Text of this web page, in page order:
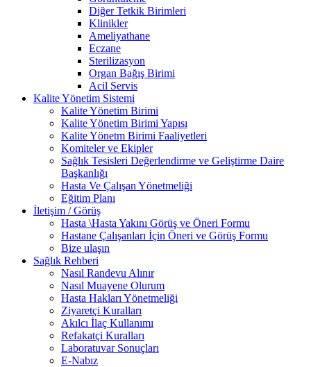
Diğer Tetkik Birimleri
Klinikler
Ameliyathane
Eczane
Sterilizasyon
Organ Bağış Birimi
Acil Servis
Kalite Yönetim Sistemi
Kalite Yönetim Birimi
Kalite Yönetim Birimi Yapısı
Kalite Yönetm Birimi Faaliyetleri
Komiteler ve Ekipler
Sağlık Tesisleri Değerlendirme ve Geliştirme Daire
Başkanlığı
Hasta Ve Çalışan Yönetmeliği
Eğitim Planı
İletişim / Görüş
Hasta \Hasta Yakını Görüş ve Öneri Formu
Hastane Çalışanları İçin Öneri ve Görüş Formu
Bize ulaşın
Sağlık Rehberi
Nasıl Randevu Alınır
Nasıl Muayene Olurum
Hasta Hakları Yönetmeliği
Ziyaretçi Kuralları
Akılcı İlaç Kullanımı
Refakatçi Kuralları
Laboratuvar Sonuçları
E-Nabız